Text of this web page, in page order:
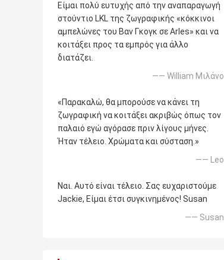
Είμαι πολύ ευτυχής από την αναπαραγωγή
στούντιο LKL της ζωγραφικής «κόκκινοι
αμπελώνες του Βαν Γκογκ σε Arles» και να
κοιτάξει προς τα εμπρός για άλλο
διατάζει.
—— William Μιλάνο
«Παρακαλώ, θα μπορούσε να κάνει τη
ζωγραφική να κοιτάξει ακριβώς όπως τον
παλαιό εγώ αγόρασε πριν λίγους μήνες.
Ήταν τέλειο. Χρώματα και σύσταση.»
—— Leo
Ναι. Αυτό είναι τέλειο. Σας ευχαριστούμε
Jackie, Είμαι έτσι συγκινημένος! Susan
—— Susan